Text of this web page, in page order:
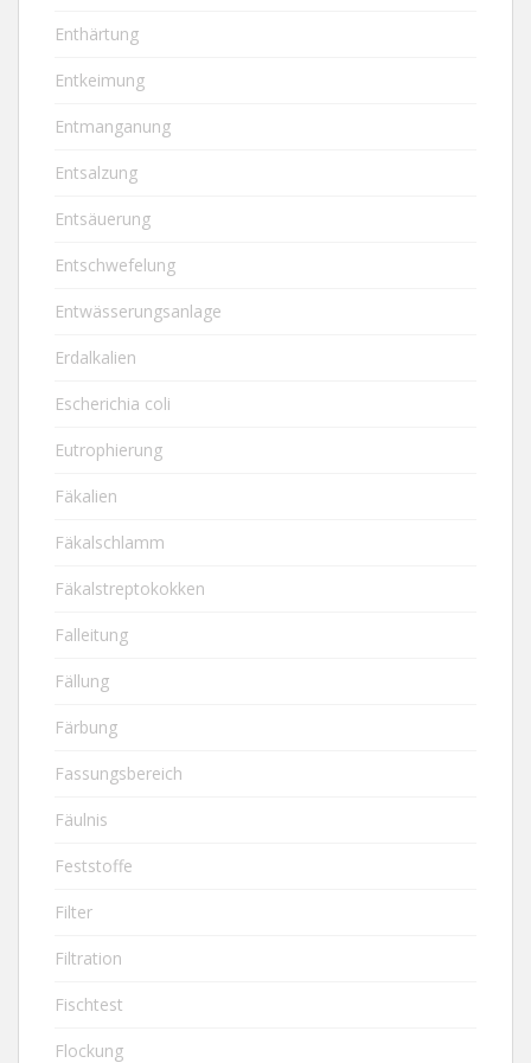
Enthärtung
Entkeimung
Entmanganung
Entsalzung
Entsäuerung
Entschwefelung
Entwässerungsanlage
Erdalkalien
Escherichia coli
Eutrophierung
Fäkalien
Fäkalschlamm
Fäkalstreptokokken
Falleitung
Fällung
Färbung
Fassungsbereich
Fäulnis
Feststoffe
Filter
Filtration
Fischtest
Flockung